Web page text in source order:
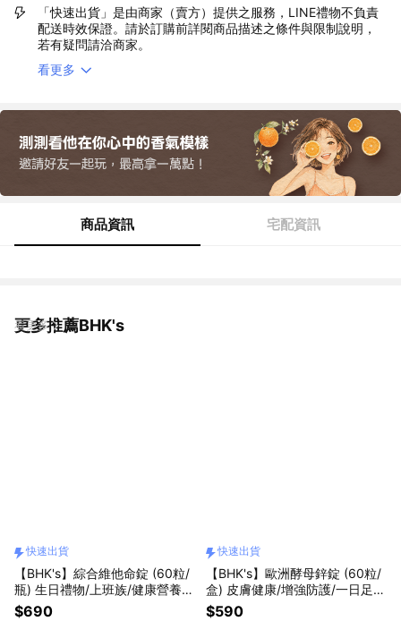
「快速出貨」是由商家（賣方）提供之服務，LINE禮物不負責
配送時效保證。請於訂購前詳閱商品描述之條件與限制說明，
若有疑問請洽商家。
看更多
商品資訊 宅配資訊
更多推薦BHK's
看更多
快速出貨
【BHK's】綜合維他命錠 (60粒/
瓶) 生日禮物/上班族/健康營養/
新鮮人/快速出貨
$690
快速出貨
【BHK's】歐洲酵母鋅錠 (60粒/
盒) 皮膚健康/增強防護/一日足
量/快速出貨
$590